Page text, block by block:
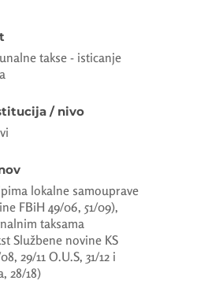
takse - isticanje
/ nivo
lokalne samouprave
FBiH 49/06, 51/09),
taksama
Službene novine KS
29/11 O.U.S, 31/12 i
28/18)